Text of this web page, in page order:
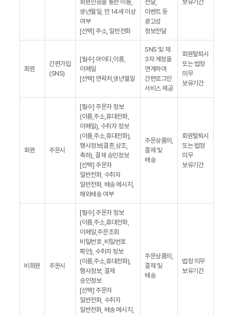
회원인증을 통한 이름,
생년월일, 만 14세 이상
여부
[선택] 주소, 일반전화
전달,
이벤트 등
광고성
정보전달
보유기간
회원
간편가입
(SNS)
[필수] 아이디,이름,
이메일
[선택] 연락처,생년월일
SNS 및 제
3자 계정을
연계하여
간편로그인
서비스 제공
회원탈퇴시
또는 법정
의무
보유기간
회원 주문시
[필수] 주문자 정보
(이름,주소,휴대전화,
이메일), 수취자 정보
(이름,주소,휴대전화),
행사정보(결혼,상조,
축하), 결제 승인정보
[선택] 주문자
일반전화, 수취자
일반전화, 배송 메시지,
해외배송 여부
주문상품의,
결제 및
배송
회원탈퇴시
또는 법정
의무
보유기간
비회원 주문시
[필수] 주문자 정보
(이름,주소,휴대전화,
이메일,주문조회
비밀번호 ,비밀번호
확인), 수취자 정보
(이름,주소,휴대전화),
행사정보, 결제
승인정보
[선택] 주문자
일반전화, 수취자
일반전화, 배송 메시지,
주문상품의,
결제 및
배송
법정 의무
보유기간